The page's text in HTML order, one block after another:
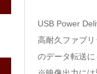
USB Power
高耐久ファブ
のデータ転送に